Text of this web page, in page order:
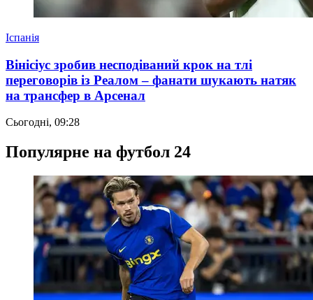
Іспанія
Вінісіус зробив несподіваний крок на тлі
переговорів із Реалом – фанати шукають натяк
на трансфер в Арсенал
Сьогодні, 09:28
Популярне на футбол 24